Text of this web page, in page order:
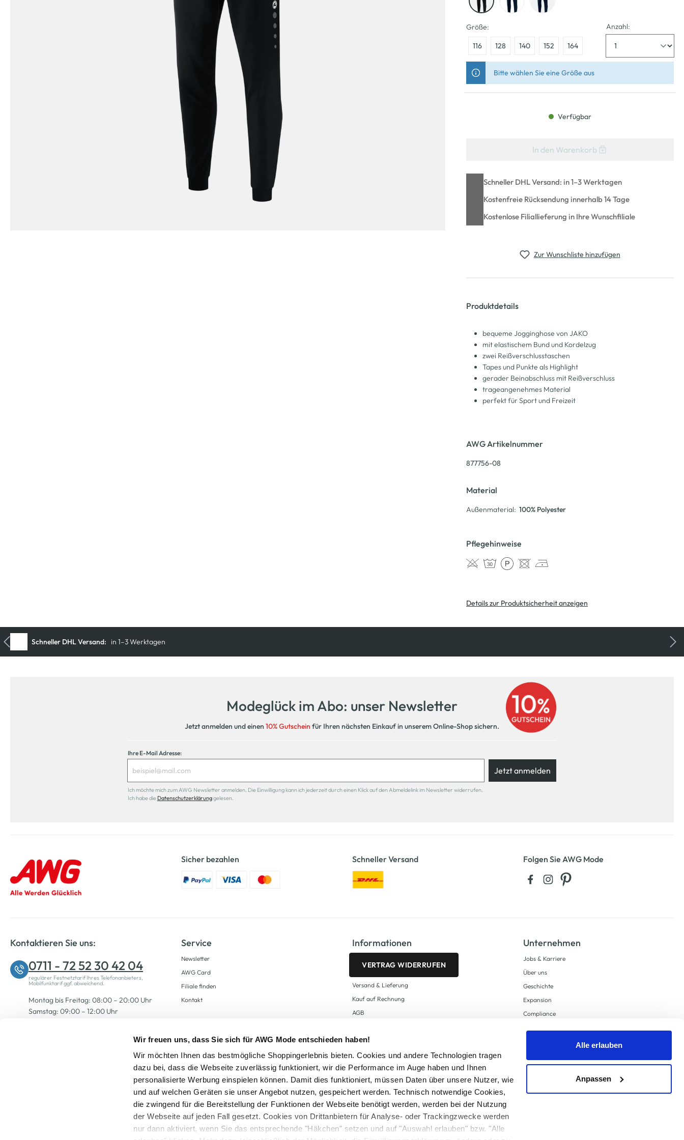
Wir freuen uns, dass Sie sich für AWG Mode entschieden haben!
Wir möchten Ihnen das bestmögliche Shoppingerlebnis bieten. Cookies und andere Technologien tragen
dazu bei, dass die Webseite zuverlässig funktioniert, wir die Performance im Auge haben und Ihnen
personalisierte Werbung einspielen können. Damit dies funktioniert, müssen Daten über unsere Nutzer, wie
und auf welchen Geräten sie unser Angebot nutzen, gespeichert werden. Technisch notwendige Cookies,
die zwingend für die Bereitstellung der Funktionen der Webseite benötigt werden, werden bei der Nutzung
der Webseite auf jeden Fall gesetzt. Cookies von Drittanbietern für Analyse- oder Trackingzwecke werden
nur dann aktiviert, wenn Sie das entsprechende "Häkchen" setzen und auf "Auswahl erlauben" bzw. "Alle
Alle erlauben
Anpassen
Größe:
116 128 140 152 164
Anzahl:
Bitte wählen Sie eine Größe aus
Verfügbar
In den Warenkorb
Schneller DHL Versand: in 1–3 Werktagen
Kostenfreie Rücksendung innerhalb 14 Tage
Kostenlose Filiallieferung in Ihre Wunschfiliale
Zur Wunschliste hinzufügen
Produktdetails
bequeme Jogginghose von JAKO
mit elastischem Bund und Kordelzug
zwei Reißverschlusstaschen
Tapes und Punkte als Highlight
gerader Beinabschluss mit Reißverschluss
trageangenehmes Material
perfekt für Sport und Freizeit
AWG Artikelnummer
877756-08
Material
Außenmaterial: 100% Polyester
Pflegehinweise
Details zur Produktsicherheit anzeigen
Modeglück im Abo: unser Newsletter
Jetzt anmelden und einen 10% Gutschein für Ihren nächsten Einkauf in unserem Online-Shop sichern.
Ihre E-Mail Adresse:
Jetzt anmelden
Ich möchte mich zum AWG Newsletter anmelden. Die Einwilligung kann ich jederzeit durch einen Klick auf den Abmeldelink im Newsletter widerrufen.
Ich habe die Datenschutzerklärunggelesen.
Sicher bezahlen Schneller Versand Folgen Sie AWG Mode
Kontaktieren Sie uns:
0711 - 72 52 30 42 04
regulärer Festnetztarif Ihres Telefonanbieters,
Mobilfunktarif ggf. abweichend.
Montag bis Freitag: 08:00 – 20:00 Uhr
Samstag: 09:00 – 12:00 Uhr
Service
Newsletter
AWG Card
Filiale finden
Kontakt
Informationen
VERTRAG WIDERRUFEN
Versand & Lieferung
Kauf auf Rechnung
AGB
Zahlungsarten
Datenschutz
AWG CARD Teilnahmebedingungen
Unternehmen
Jobs & Karriere
Über uns
Geschichte
Expansion
Compliance
Supply Chain Due Diligence
Alle Preise inkl. gesetzl. Mehrwertsteuer zzgl.